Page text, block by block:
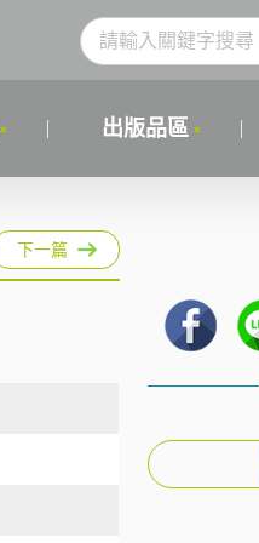
出版品區
下一篇